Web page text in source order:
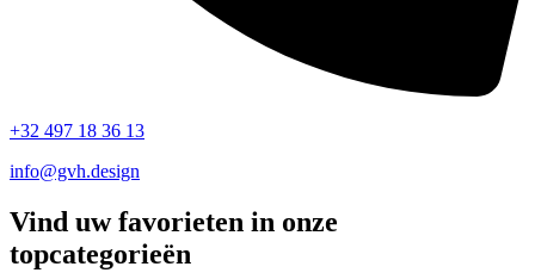
+32 497 18 36 13
info@gvh.design
Vind uw favorieten in onze
topcategorieën